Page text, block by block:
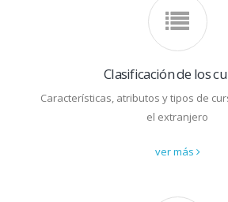
Clasificación de los
Características, atributos y tipos de
el extranjero
ver más